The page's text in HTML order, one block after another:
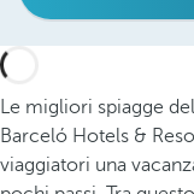
Le migliori spiagge
Barceló Hotels &
viaggiatori una